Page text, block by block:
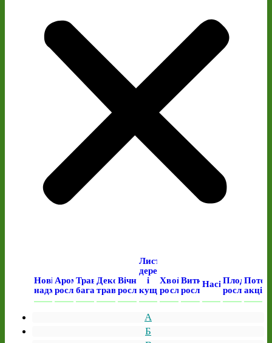
Нові
надходження
Ароматичні
рослини
Трав’янисті
багаторічні
Декоративні
трави
Вічнозелені
рослини
Листяні
дерева
і
кущі
Хвойні
рослини
Виткі
рослини
НасінняПлодові
рослини
акція
А
Б